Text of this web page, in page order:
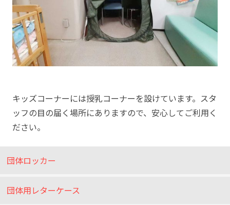
キッズコーナーには授乳コーナーを設けています。スタ
ッフの目の届く場所にありますので、安心してご利用く
ださい。
団体ロッカー
団体用レターケース